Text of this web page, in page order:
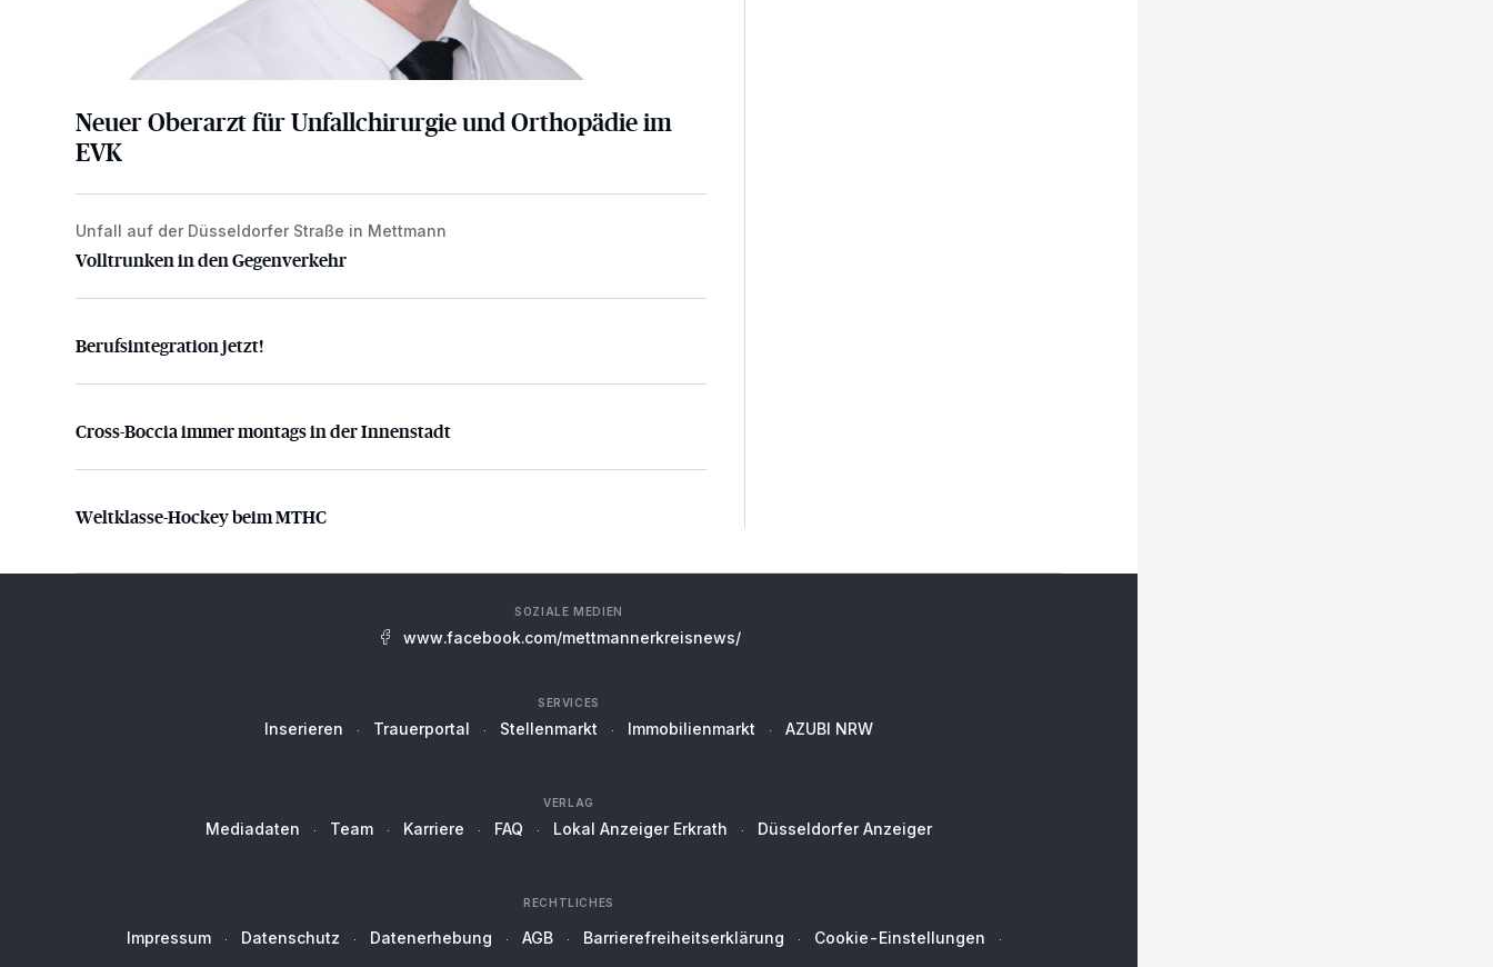
Neuer Oberarzt für Unfallchirurgie und Orthopädie im
EVK
Volltrunken in den Gegenverkehr
Unfall auf der Düsseldorfer Straße in Mettmann
Volltrunken in den Gegenverkehr
Berufsintegration jetzt!
Berufsintegration jetzt!
Cross-Boccia immer montags in der Innenstadt
Cross-Boccia immer montags in der Innenstadt
Weltklasse-Hockey beim MTHC
Weltklasse-Hockey beim MTHC
SOZIALE MEDIEN
www.facebook.com/mettmannerkreisnews/
SERVICES
Inserieren Trauerportal Stellenmarkt Immobilienmarkt AZUBI NRW
VERLAG
Mediadaten Team Karriere FAQ Lokal Anzeiger Erkrath Düsseldorfer Anzeiger
RECHTLICHES
Impressum Datenschutz Datenerhebung AGB Barrierefreiheitserklärung Cookie-Einstellungen